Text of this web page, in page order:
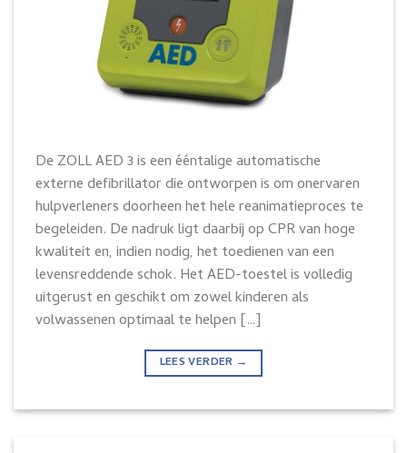
De ZOLL AED 3 is een ééntalige automatische
externe defibrillator die ontworpen is om onervaren
hulpverleners doorheen het hele reanimatieproces te
begeleiden. De nadruk ligt daarbij op CPR van hoge
kwaliteit en, indien nodig, het toedienen van een
levensreddende schok. Het AED-toestel is volledig
uitgerust en geschikt om zowel kinderen als
volwassenen optimaal te helpen […]
LEES VERDER →